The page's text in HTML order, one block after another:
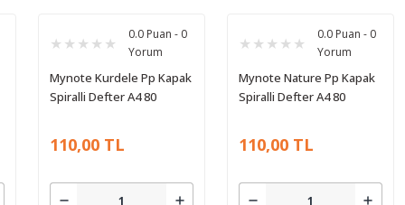
0.0 Puan - 0
Yorum
Mynote Kurdele Pp Kapak
Spiralli Defter A4 80
110,00 TL
0.0 Puan - 0
Yorum
Mynote Nature Pp Kapak
Spiralli Defter A4 80
110,00 TL